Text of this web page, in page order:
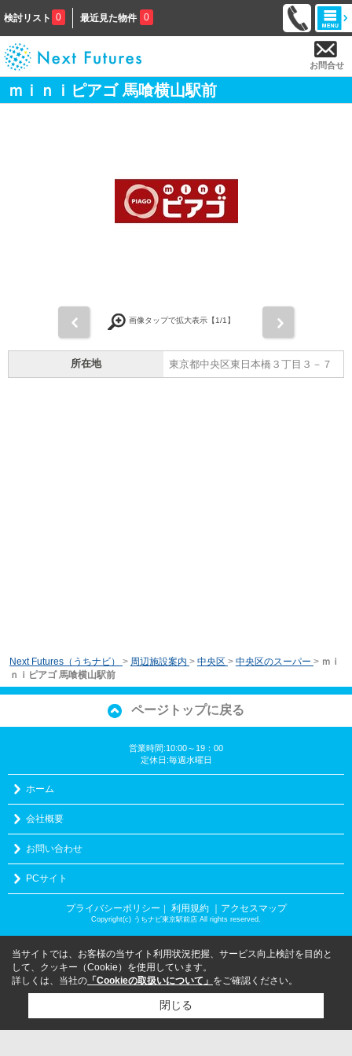
検討リスト 0 最近見た物件 0
お問合せ
ｍｉｎｉピアゴ 馬喰横山駅前
画像タップで拡大表示【1/1】
所在地 東京都中央区東日本橋３丁目３－７
Next Futures（うちナビ） > 周辺施設案内 > 中央区 > 中央区のスーパー > ｍｉ
ｎｉピアゴ 馬喰横山駅前
ページトップに戻る
営業時間:10:00～19：00
定休日:毎週水曜日
ホーム
会社概要
お問い合わせ
PCサイト
プライバシーポリシー ｜ 利用規約 ｜アクセスマップ
Copyright(c) うちナビ東京駅前店 All rights reserved.
当サイトでは、お客様の当サイト利用状況把握、サービス向上検討を目的と
して、クッキー（Cookie）を使用しています。
詳しくは、当社の 「Cookieの取扱いについて」 をご確認ください。
閉じる